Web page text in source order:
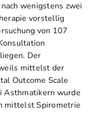
wenigstens zwei
vorstellig
von 107
Der
mittelst der
Outcome Scale
Asthmatikern wurde
mittelst Spirometrie